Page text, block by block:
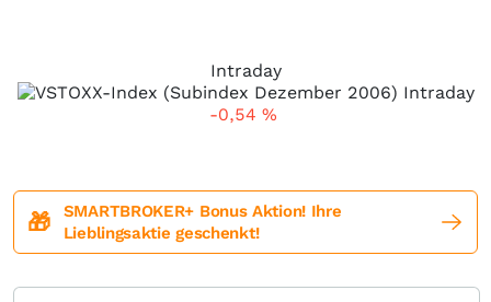
Intraday
-0,54 %
🎁
SMARTBROKER+ Bonus Aktion! Ihre
Lieblingsaktie geschenkt!